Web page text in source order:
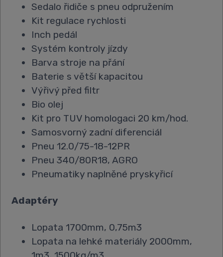
Sedalo řidiče s pneu odpružením
Kit regulace rychlosti
Inch pedál
Systém kontroly jízdy
Barva stroje na přání
Baterie s větší kapacitou
Výřivý před filtr
Bio olej
Kit pro TUV homologaci 20 km/hod.
Samosvorný zadní diferenciál
Pneu 12.0/75-18-12PR
Pneu 340/80R18, AGRO
Pneumatiky naplněné pryskyřicí
Adaptéry
Lopata 1700mm, 0,75m3
Lopata na lehké materiály 2000mm,